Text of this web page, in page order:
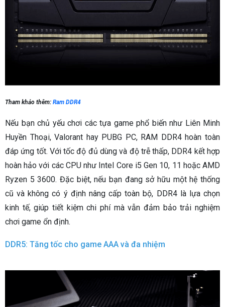
Tham khảo thêm: Ram DDR4
Nếu bạn chủ yếu chơi các tựa game phổ biến như Liên Minh
Huyền Thoại, Valorant hay PUBG PC, RAM DDR4 hoàn toàn
đáp ứng tốt. Với tốc độ đủ dùng và độ trễ thấp, DDR4 kết hợp
hoàn hảo với các CPU như Intel Core i5 Gen 10, 11 hoặc AMD
Ryzen 5 3600. Đặc biệt, nếu bạn đang sở hữu một hệ thống
cũ và không có ý định nâng cấp toàn bộ, DDR4 là lựa chọn
kinh tế, giúp tiết kiệm chi phí mà vẫn đảm bảo trải nghiệm
chơi game ổn định.
DDR5: Tăng tốc cho game AAA và đa nhiệm